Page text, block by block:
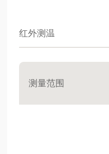
红外测温
测量范围